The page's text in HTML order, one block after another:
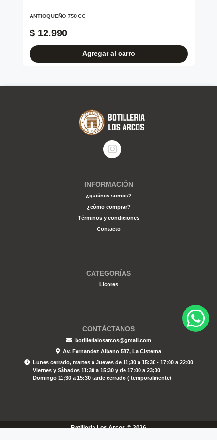
ANTIOQUEÑO 750 CC
$ 12.990
Agregar al carro
INFORMACIÓN
¿quiénes somos?
¿cómo comprar?
Términos y condiciones
Contacto
CATEGORÍAS
Licores
CONTÁCTANOS
botillerialosarcos@gmail.com
Av. Fernandez Albano 587, La Cisterna
Lunes cerrado, martes a Jueves de 11;30 a 15:30 - 17:00 a 22:00
Viernes y Sábados 11:30 a 15:30 y de 17:00 a 23;00
Domingo 11;30 a 15:30 tarde cerrado ( temporalmente)
Botilleria Los Arcos © 2026